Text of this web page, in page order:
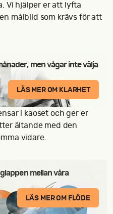
Vi hjälper er att lyfta
målbild som krävs för att
men vågar inte välja
LÄS MER OM KLARHET
i kaoset och ger er
ältande med den
vidare.
mellan våra
LÄS MER OM FLÖDE